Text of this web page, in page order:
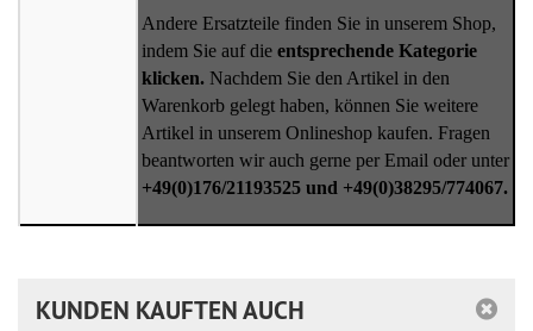
Andere Ersatzteile finden Sie in unserem Shop,
indem Sie auf die entsprechende Kategorie
klicken. Nachdem Sie den Artikel in den
Warenkorb gelegt haben, können Sie weitere
Artikel in unserem Onlineshop kaufen. Fragen
beantworten wir auch gerne per Email oder unter
+49(0)176/21193525 und +49(0)38295/774067.
KUNDEN KAUFTEN AUCH